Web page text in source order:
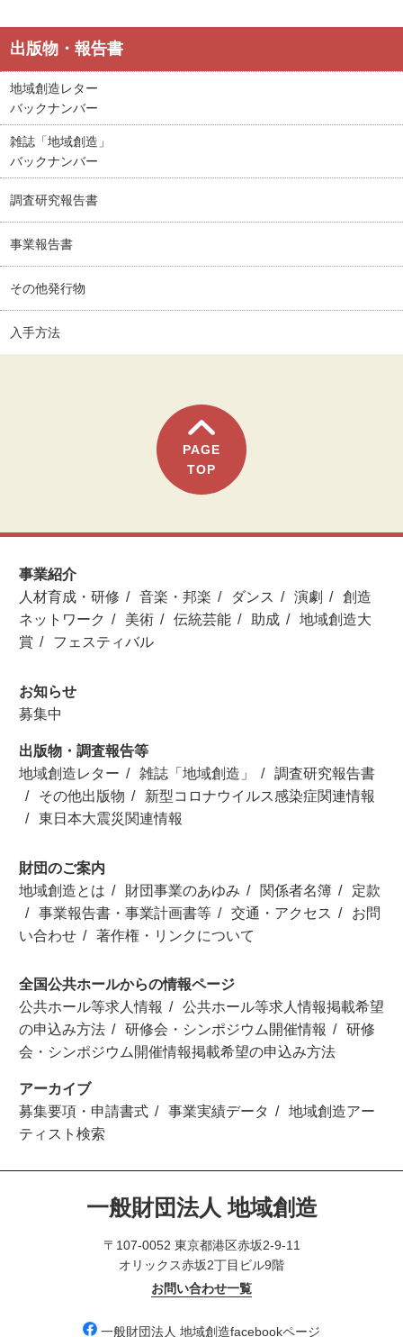
出版物・報告書
地域創造レター
バックナンバー
雑誌「地域創造」
バックナンバー
調査研究報告書
事業報告書
その他発行物
入手方法
PAGE
TOP
事業紹介
人材育成・研修
音楽・邦楽 ダンス 演劇
創造
ネットワーク
美術 伝統芸能 助成
地域創造大
賞
フェスティバル
お知らせ
募集中
出版物・調査報告等
地域創造レター
雑誌「地域創造」
調査研究報告書
その他出版物
新型コロナウイルス感染症関連情報
東日本大震災関連情報
財団のご案内
地域創造とは
財団事業のあゆみ 関係者名簿
定款
事業報告書・事業計画書等
交通・アクセス
お問
い合わせ
著作権・リンクについて
全国公共ホールからの情報ページ
公共ホール等求人情報
公共ホール等求人情報掲載希望
の申込み方法
研修会・シンポジウム開催情報
研修
会・シンポジウム開催情報掲載希望の申込み方法
アーカイブ
募集要項・申請書式
事業実績データ
地域創造アー
ティスト検索
一般財団法人 地域創造
〒107-0052 東京都港区赤坂2-9-11
オリックス赤坂2丁目ビル9階
お問い合わせ一覧
一般財団法人 地域創造facebookページ